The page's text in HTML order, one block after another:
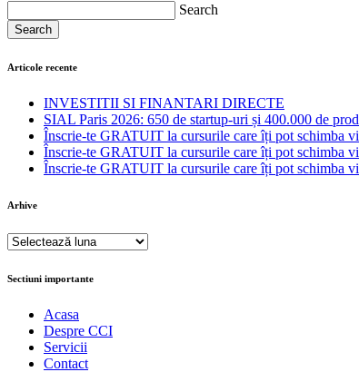
Search
Search
Articole recente
INVESTITII SI FINANTARI DIRECTE
SIAL Paris 2026: 650 de startup-uri și 400.000 de
Înscrie-te GRATUIT la cursurile care îți pot schimba
Înscrie-te GRATUIT la cursurile care îți pot schimba
Înscrie-te GRATUIT la cursurile care îți pot schimba
Arhive
Arhive
Sectiuni importante
Acasa
Despre CCI
Servicii
Contact